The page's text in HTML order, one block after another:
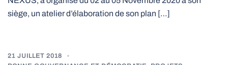
siège, un atelier d’élaboration de son plan […]
21 JUILLET 2018